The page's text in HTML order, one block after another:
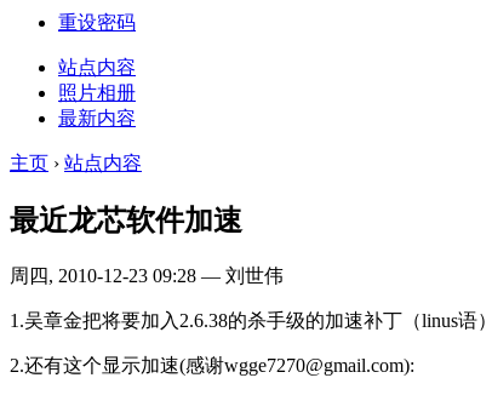
重设密码
站点内容
照片相册
最新内容
主页 › 站点内容
最近龙芯软件加速
周四, 2010-12-23 09:28 — 刘世伟
1.吴章金把将要加入2.6.38的杀手级的加速补丁（linus语
2.还有这个显示加速(感谢wgge7270@gmail.com):